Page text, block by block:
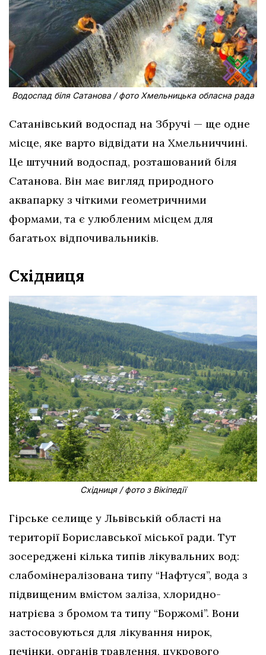
Водоспад біля Сатанова / фото Хмельницька обласна рада
Сатанівський водоспад на Збручі — ще одне
місце, яке варто відвідати на Хмельниччині.
Це штучний водоспад, розташований біля
Сатанова. Він має вигляд природного
аквапарку з чіткими геометричними
формами, та є улюбленим місцем для
багатьох відпочивальників.
Східниця
Східниця / фото з Вікіпедії
Гірське селище у Львівській області на
території Бориславської міської ради. Тут
зосереджені кілька типів лікувальних вод:
слабомінералізована типу “Нафтуся”, вода з
підвищеним вмістом заліза, хлоридно-
натрієва з бромом та типу “Боржомі”. Вони
застосовуються для лікування нирок,
печінки, органів травлення, цукрового